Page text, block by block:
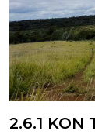
2.6.1 KON